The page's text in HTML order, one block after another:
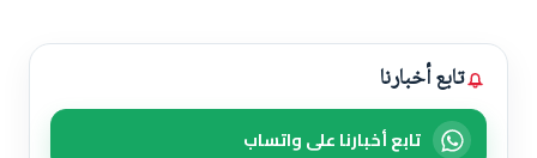
تابع أخبارنا
تابع أخبارنا على واتساب